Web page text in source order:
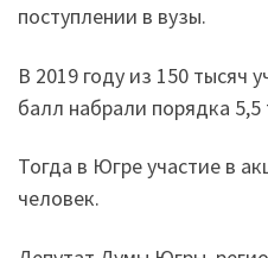
поступлении в вузы.
В 2019 году из 150 тысяч
балл набрали порядка 5,5
Тогда в Югре участие в
человек.